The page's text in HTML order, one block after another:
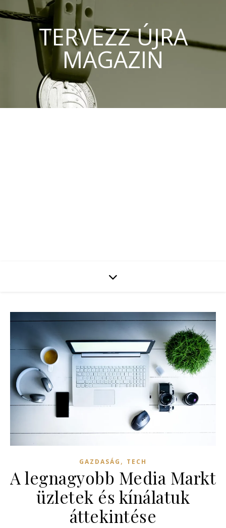
TERVEZZ ÚJRA
MAGAZIN
GAZDASÁG , TECH
A legnagyobb Media Markt
üzletek és kínálatuk
áttekintése